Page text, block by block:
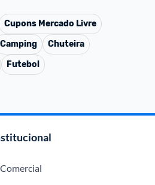
Cupons Mercado Livre
Camping
Chuteira
Futebol
Comercial